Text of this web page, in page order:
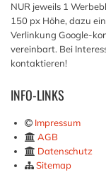
NUR jeweils 1
150 px Höhe, dazu
Verlinkung Google-
vereinbart. Bei
kontaktieren!
INFO-LINKS
Impressum
AGB
Datenschutz
Sitemap